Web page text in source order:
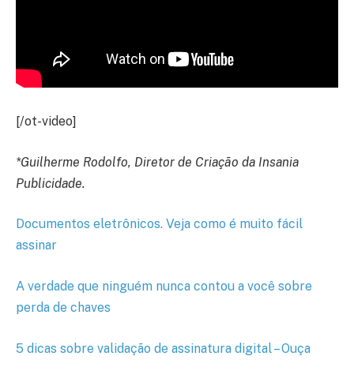
[/ot-video]
*Guilherme Rodolfo, Diretor de Criação da Insania
Publicidade.
Documentos eletrônicos. Veja como é muito fácil
assinar
A verdade que ninguém nunca contou a você sobre
perda de chaves
5 dicas sobre validação de assinatura digital – Ouça